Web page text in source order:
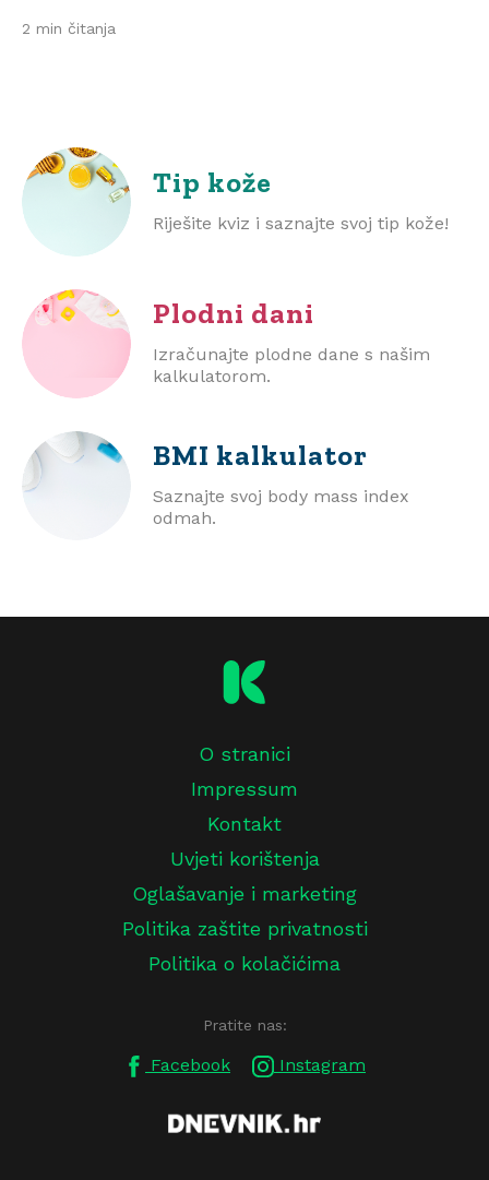
2 min čitanja
Tip kože
Riješite kviz i saznajte svoj tip kože!
Plodni dani
Izračunajte plodne dane s našim
kalkulatorom.
BMI kalkulator
Saznajte svoj body mass index
odmah.
O stranici
Impressum
Kontakt
Uvjeti korištenja
Oglašavanje i marketing
Politika zaštite privatnosti
Politika o kolačićima
Pratite nas:
Facebook Instagram